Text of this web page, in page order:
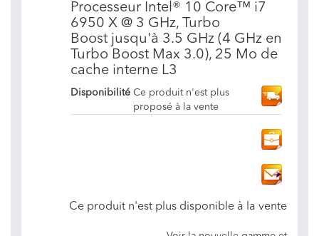
Processeur Intel® 10 Core™ i7
6950 X @ 3 GHz, Turbo
Boost jusqu'à 3.5 GHz (4 GHz en
Turbo Boost Max 3.0), 25 Mo de
cache interne L3
Disponibilité Ce produit n'est plus
proposé à la vente
Ce produit n'est plus disponible à la vente